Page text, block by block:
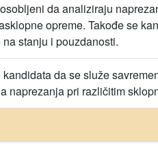
da analiziraju
opreme. Takođe se
stanju i pouzdanosti.
da se služe
naprezanja pri različitim